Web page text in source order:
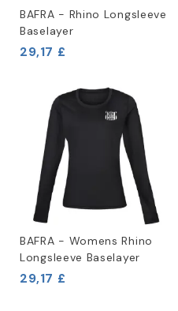
BAFRA - Rhino Longsleeve
Baselayer
29,17 £
BAFRA - Womens Rhino
Longsleeve Baselayer
29,17 £